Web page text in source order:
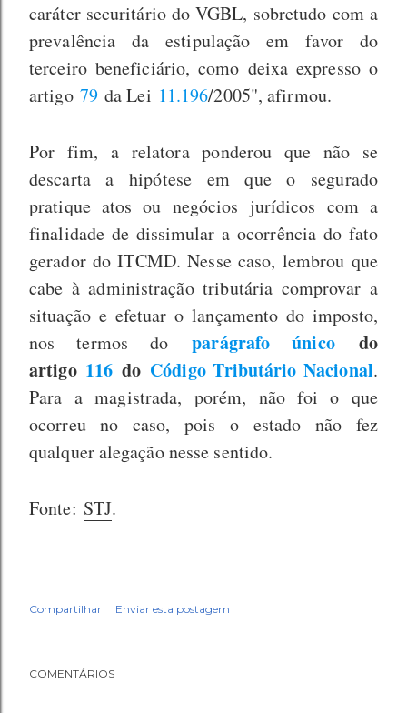
caráter securitário do VGBL, sobretudo com a
prevalência da estipulação em favor do
terceiro beneficiário, como deixa expresso o
artigo 79da Lei 11.196/2005", afirmou.
Por fim, a relatora ponderou que não se
descarta a hipótese em que o segurado
pratique atos ou negócios jurídicos com a
finalidade de dissimular a ocorrência do fato
gerador do ITCMD. Nesse caso, lembrou que
cabe à administração tributária comprovar a
situação e efetuar o lançamento do imposto,
nos termos doparágrafo únicodo
artigo 116 do Código Tributário Nacional.
Para a magistrada, porém, não foi o que
ocorreu no caso, pois o estado não fez
qualquer alegação nesse sentido.
Fonte: STJ.
Compartilhar Enviar esta postagem
COMENTÁRIOS